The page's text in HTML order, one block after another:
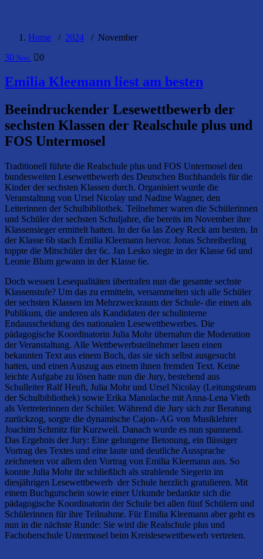
Home / 2024 / November
30 Nov. 0
Emilia Kleemann liest am besten
Beeindruckender Lesewettbewerb der
sechsten Klassen der Realschule plus und
FOS Untermosel
Traditionell führte die Realschule plus und FOS Untermosel den
bundesweiten Lesewettbewerb des Deutschen Buchhandels für die
Kinder der sechsten Klassen durch. Organisiert wurde die
Veranstaltung von Ursel Nicolay und Nadine Wagner, den
Leiterinnen der Schulbibliothek. Teilnehmer waren die Schülerinnen
und Schüler der sechsten Schuljahre, die bereits im November ihre
Klassensieger ermittelt hatten. In der 6a las Zoey Reck am besten. In
der Klasse 6b stach Emilia Kleemann hervor. Jonas Schreiberling
toppte die Mitschüler der 6c. Jan Lesko siegte in der Klasse 6d und
Leonie Blum gewann in der Klasse 6e.
Doch wessen Lesequalitäten übertrafen nun die gesamte sechste
Klassenstufe? Um das zu ermitteln, versammelten sich alle Schüler
der sechsten Klassen im Mehrzweckraum der Schule- die einen als
Publikum, die anderen als Kandidaten der schulinterne
Endausscheidung des nationalen Lesewettbewerbes. Die
pädagogische Koordinatorin Julia Mohr übernahm die Moderation
der Veranstaltung. Alle Wettbewerbsteilnehmer lasen einen
bekannten Text aus einem Buch, das sie sich selbst ausgesucht
hatten, und einen Auszug aus einem ihnen fremden Text. Keine
leichte Aufgabe zu lösen hatte nun die Jury, bestehend aus
Schulleiter Ralf Heuft, Julia Mohr und Ursel Nicolay (Leitungsteam
der Schulbibliothek) sowie Erika Manolache mit Anna-Lena Vieth
als Vertreterinnen der Schüler. Während die Jury sich zur Beratung
zurückzog, sorgte die dynamische Cajon- AG von Musiklehrer
Joachim Schmitz für Kurzweil. Danach wurde es nun spannend.
Das Ergebnis der Jury: Eine gelungene Betonung, ein flüssiger
Vortrag des Textes und eine laute und deutliche Aussprache
zeichneten vor allem den Vortrag von Emilia Kleemann aus. So
konnte Julia Mohr ihr schließlich als strahlende Siegerin im
diesjährigen Lesewettbewerb der Schule herzlich gratulieren. Mit
einem Buchgutschein sowie einer Urkunde bedankte sich die
pädagogische Koordinatorin der Schule bei allen fünf Schülern und
Schülerinnen für ihre Teilnahme. Für Emilia Kleemann aber geht es
nun in die nächste Runde: Sie wird die Realschule plus und
Fachoberschule Untermosel beim Kreislesewettbewerb vertreten.